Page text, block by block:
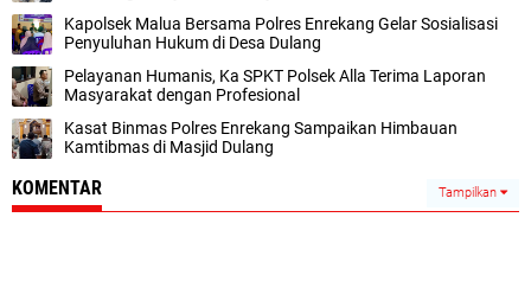
Kapolsek Malua Bersama Polres Enrekang Gelar Sosialisasi
Penyuluhan Hukum di Desa Dulang
Pelayanan Humanis, Ka SPKT Polsek Alla Terima Laporan
Masyarakat dengan Profesional
Kasat Binmas Polres Enrekang Sampaikan Himbauan
Kamtibmas di Masjid Dulang
KOMENTAR Tampilkan